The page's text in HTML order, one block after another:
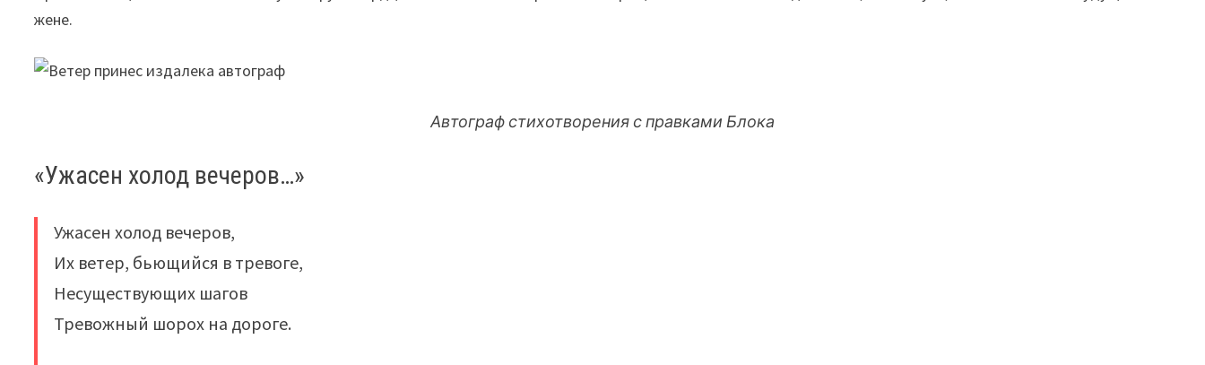
жене.
Автограф стихотворения с правками Блока
«Ужасен холод вечеров…»
Ужасен холод вечеров,
Их ветер, бьющийся в тревоге,
Несуществующих шагов
Тревожный шорох на дороге.